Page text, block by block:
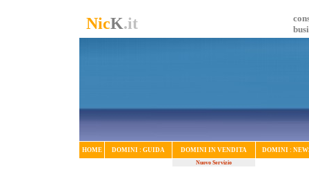
NicK.it
HOME DOMINI : GUIDA DOMINI IN VENDITA DOMINI :
Nuovo Servizio